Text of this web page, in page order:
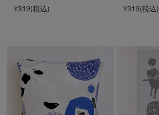
¥319(税込)
¥319(税込)